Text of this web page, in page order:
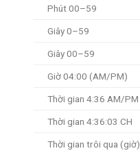
Phút 00–59
Giây 0–59
Giây 00–59
Giờ 04:00 (AM/PM)
Thời gian 4:36 AM/PM
Thời gian 4:36:03 CH
Thời gian trôi qua (giờ)